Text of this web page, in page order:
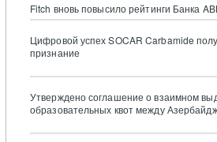
Fitch вновь повысило рейтинги Банка
Цифровой успех SOCAR Carbamide
признание
Утверждено соглашение о взаимном
образовательных квот между